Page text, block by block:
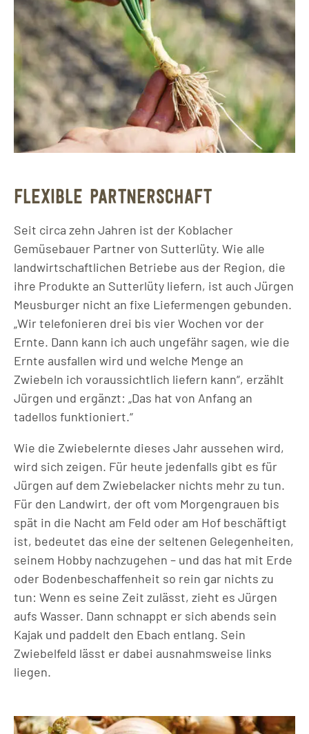
FLEXIBLE PARTNERSCHAFT
Seit circa zehn Jahren ist der Koblacher
Gemüsebauer Partner von Sutterlüty. Wie alle
landwirtschaftlichen Betriebe aus der Region, die
ihre Produkte an Sutterlüty liefern, ist auch Jürgen
Meusburger nicht an fixe Liefermengen gebunden.
„Wir telefonieren drei bis vier Wochen vor der
Ernte. Dann kann ich auch ungefähr sagen, wie die
Ernte ausfallen wird und welche Menge an
Zwiebeln ich voraussichtlich liefern kann“, erzählt
Jürgen und ergänzt: „Das hat von Anfang an
tadellos funktioniert.“
Wie die Zwiebelernte dieses Jahr aussehen wird,
wird sich zeigen. Für heute jedenfalls gibt es für
Jürgen auf dem Zwiebelacker nichts mehr zu tun.
Für den Landwirt, der oft vom Morgengrauen bis
spät in die Nacht am Feld oder am Hof beschäftigt
ist, bedeutet das eine der seltenen Gelegenheiten,
seinem Hobby nachzugehen – und das hat mit Erde
oder Bodenbeschaffenheit so rein gar nichts zu
tun: Wenn es seine Zeit zulässt, zieht es Jürgen
aufs Wasser. Dann schnappt er sich abends sein
Kajak und paddelt den Ebach entlang. Sein
Zwiebelfeld lässt er dabei ausnahmsweise links
liegen.